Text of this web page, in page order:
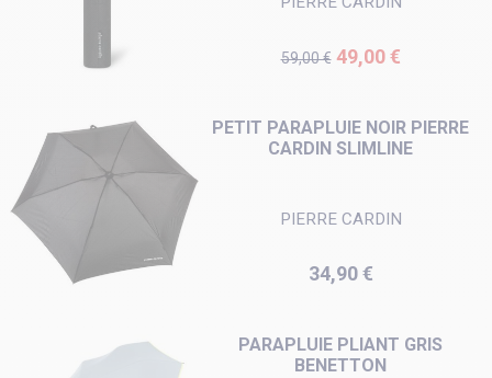
Prix de base
59,00 € Prix
49,00 €
PETIT PARAPLUIE NOIR PIERRE
CARDIN SLIMLINE
PIERRE CARDIN
Prix
34,90 €
PARAPLUIE PLIANT GRIS
BENETTON